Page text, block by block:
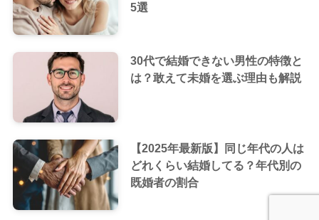
5選
30代で結婚できない男性の特徴と
は？敢えて未婚を選ぶ理由も解説
【2025年最新版】同じ年代の人は
どれくらい結婚してる？年代別の
既婚者の割合